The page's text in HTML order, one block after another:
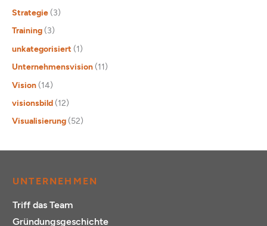
Strategie (3)
Training (3)
unkategorisiert (1)
Unternehmensvision (11)
Vision (14)
visionsbild (12)
Visualisierung (52)
UNTERNEHMEN
Triff das Team
Gründungsgeschichte